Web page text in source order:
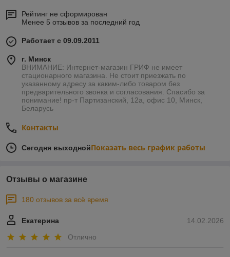
Рейтинг не сформирован
Менее 5 отзывов за последний год
Работает с 09.09.2011
г. Минск
ВНИМАНИЕ: Интернет-магазин ГРИФ не имеет
стационарного магазина. Не стоит приезжать по
указанному адресу за каким-либо товаром без
предварительного звонка и согласования. Спасибо за
понимание! пр-т Партизанский, 12а, офис 10, Минск,
Беларусь
Контакты
Сегодня выходнойПоказать весь график работы
Отзывы о магазине
180 отзывов за всё время
14.02.2026
Екатерина
Отлично